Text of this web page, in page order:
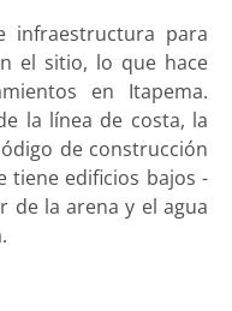
infraestructura para
el sitio, lo que hace
en Itapema.
la línea de costa, la
de construcción
tiene edificios bajos -
de la arena y el agua